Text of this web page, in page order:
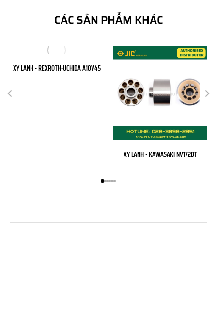
CÁC SẢN PHẨM KHÁC
XY LANH - REXROTH-UCHIDA A10V45
XY LANH - KAWASAKI NV172DT